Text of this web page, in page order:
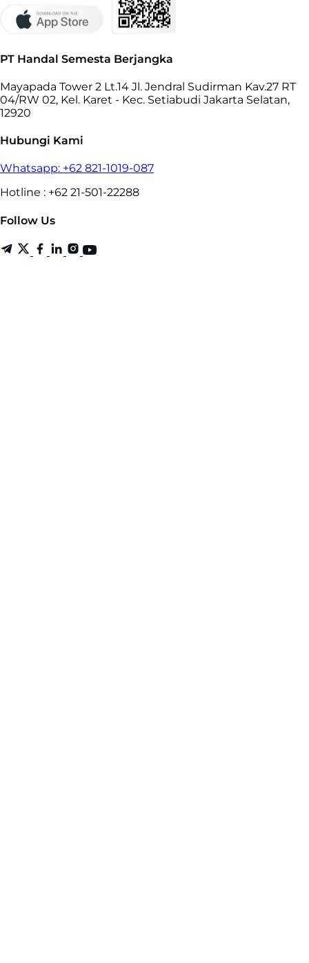
PT Handal Semesta Berjangka
Mayapada Tower 2 Lt.14 Jl. Jendral Sudirman Kav.27 RT
04/RW 02, Kel. Karet - Kec. Setiabudi Jakarta Selatan,
12920
Hubungi Kami
Whatsapp: +62 821-1019-087
Hotline : +62 21-501-22288
Follow Us